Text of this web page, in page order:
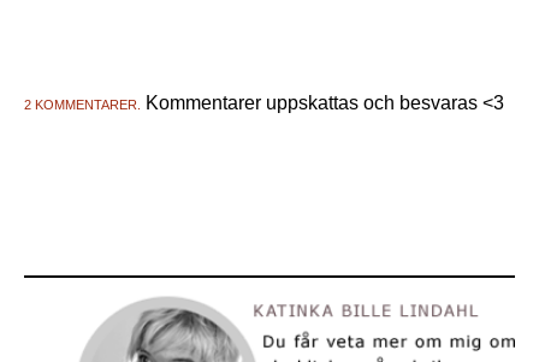
2 KOMMENTARER. Kommentarer uppskattas och besvaras <3